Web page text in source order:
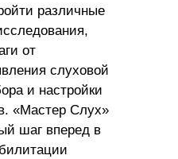
различные
от
слуховой
и настройки
«Мастер Слух»
шаг вперед в